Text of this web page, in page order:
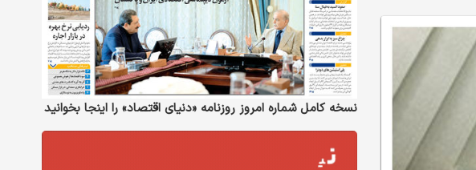
نسخه کامل شماره امروز روزنامه «دنیای‌ اقتصاد» را اینجا بخوانید